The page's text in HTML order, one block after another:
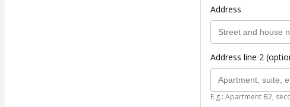
Address
Address line 2
E.g.: Apartment B2,